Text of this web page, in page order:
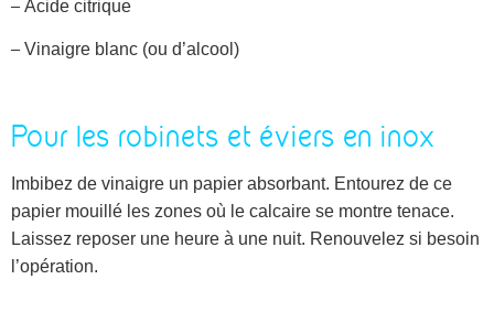
– Acide citrique
– Vinaigre blanc (ou d’alcool)
Pour les robinets et éviers en inox
Imbibez de vinaigre un papier absorbant. Entourez de ce
papier mouillé les zones où le calcaire se montre tenace.
Laissez reposer une heure à une nuit. Renouvelez si besoin
l’opération.